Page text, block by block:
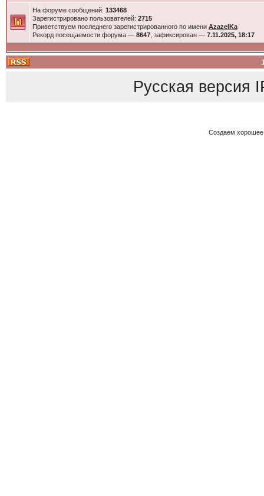
На форуме сообщений: 133468
Зарегистрировано пользователей: 2715
Приветствуем последнего зарегистрированного по имени AzazelKa
Рекорд посещаемости форума — 8647, зафиксирован — 7.11.2025, 18:17
Русская версия
Создаем